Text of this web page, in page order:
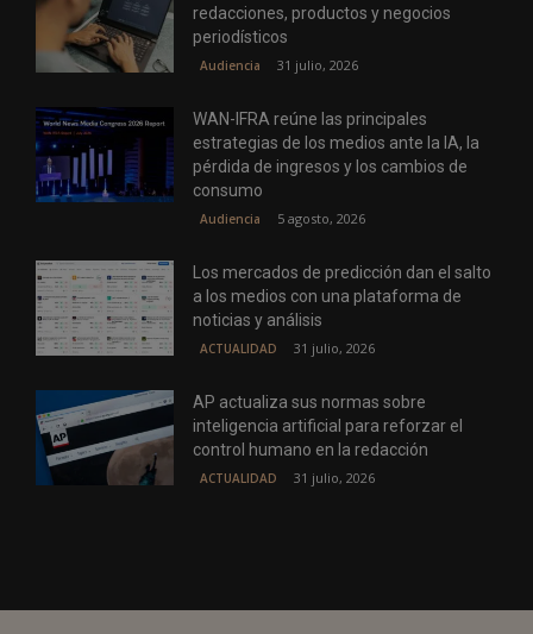
redacciones, productos y negocios
periodísticos
Audiencia 31 julio, 2026
WAN-IFRA reúne las principales
estrategias de los medios ante la IA, la
pérdida de ingresos y los cambios de
consumo
Audiencia 5 agosto, 2026
Los mercados de predicción dan el salto
a los medios con una plataforma de
noticias y análisis
ACTUALIDAD 31 julio, 2026
AP actualiza sus normas sobre
inteligencia artificial para reforzar el
control humano en la redacción
ACTUALIDAD 31 julio, 2026